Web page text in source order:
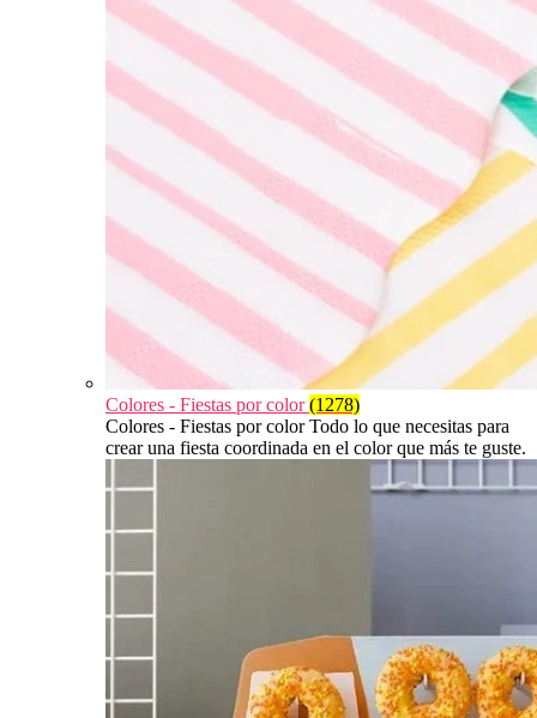
Colores - Fiestas por color(1278)
Colores - Fiestas por color Todo lo que necesitas para
crear una fiesta coordinada en el color que más te guste.